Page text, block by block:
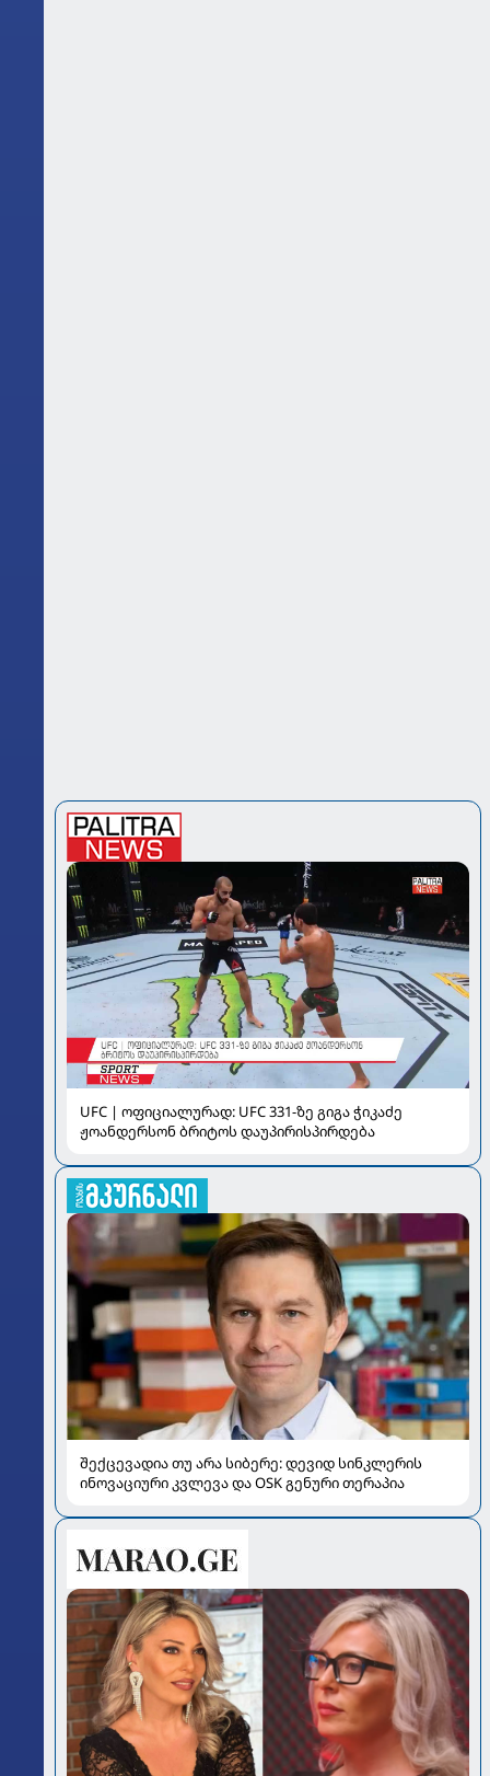
UFC | ოფიციალურად: UFC 331-ზე გიგა ჭიკაძე
ჟოანდერსონ ბრიტოს დაუპირისპირდება
შექცევადია თუ არა სიბერე: დევიდ სინკლერის
ინოვაციური კვლევა და OSK გენური თერაპია